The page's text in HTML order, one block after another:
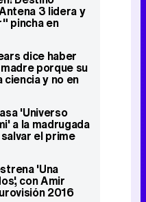
3 lidera y
pincha en
dice haber
porque su
ciencia y no en
'Universo
a la madrugada
el prime
'Una
con Amir
2016